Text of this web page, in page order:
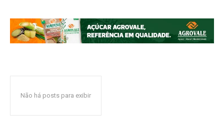
Não há posts para exibir